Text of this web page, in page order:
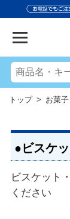
トップ> お菓子
●ビスケ
ビスケット
ください